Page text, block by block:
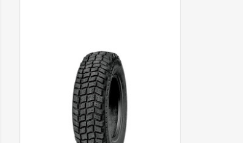
inkl. MwST